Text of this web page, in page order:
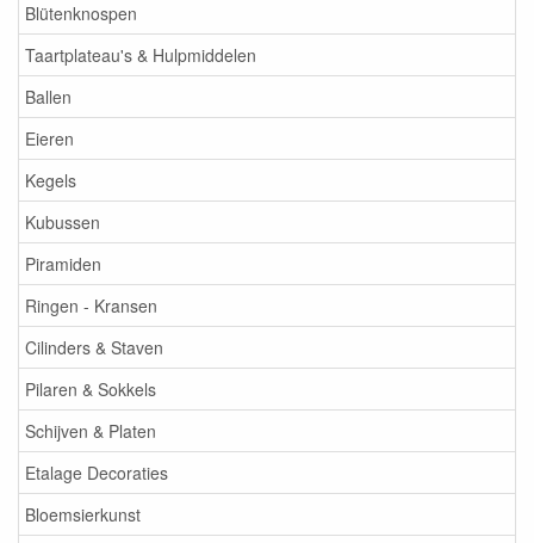
Blütenknospen
Taartplateau's & Hulpmiddelen
Ballen
Eieren
Kegels
Kubussen
Piramiden
Ringen - Kransen
Cilinders & Staven
Pilaren & Sokkels
Schijven & Platen
Etalage Decoraties
Bloemsierkunst